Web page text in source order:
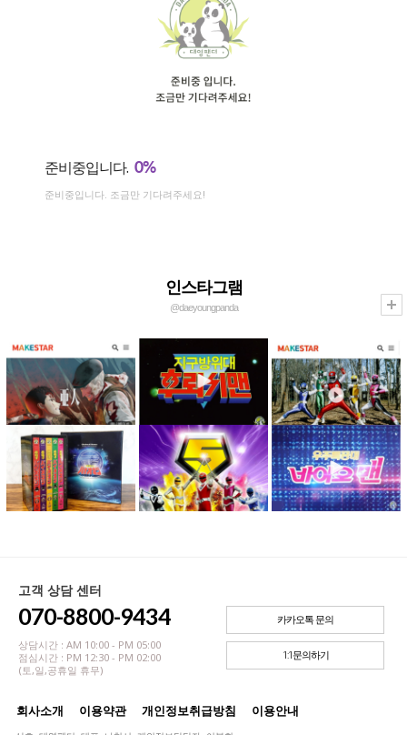
준비중입니다. 0%
준비중입니다. 조금만 기다려주세요!
인스타그램
@daeyoungpanda
고객 상담 센터
070-8800-9434
상담시간 : AM 10:00 - PM 05:00
점심시간 : PM 12:30 - PM 02:00
(토,일,공휴일 휴무)
카카오톡 문의
1:1문의하기
회사소개 이용약관 개인정보취급방침 이용안내